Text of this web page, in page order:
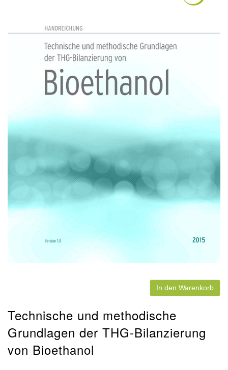
In den Warenkorb
Technische und methodische
Grundlagen der THG-Bilanzierung
von Bioethanol